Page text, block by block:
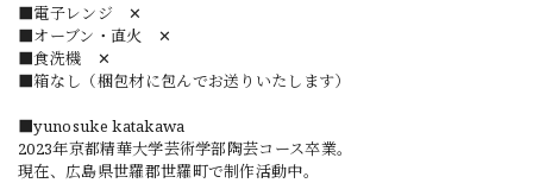
■電子レンジ ✕
■オーブン・直火 ✕
■食洗機 ✕
■箱なし（梱包材に包んでお送りいたします）
■yunosuke katakawa
2023年京都精華大学芸術学部陶芸コース卒業。
現在、広島県世羅郡世羅町で制作活動中。